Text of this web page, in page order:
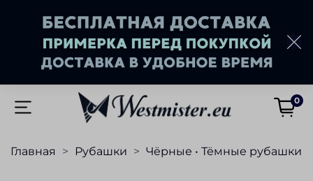
0
Главная Рубашки Чёрные • Тёмные рубашки